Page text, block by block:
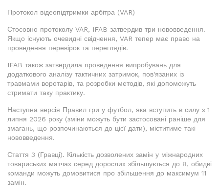
Протокол відеопідтримки арбітра (VAR)
Стосовно протоколу VAR, IFAB затвердив три нововведення.
Якщо існують очевидні свідчення, VAR тепер має право на
проведення перевірок та переглядів.
IFAB також затвердила проведення випробувань для
додаткового аналізу тактичних затримок, пов'язаних із
травмами воротарів, та розробки методів, які допоможуть
стримати таку практику.
Наступна версія Правил гри у футбол, яка вступить в силу з 1
липня 2026 року (зміни можуть бути застосовані раніше для
змагань, що розпочинаються до цієї дати), міститиме такі
нововведення.
Стаття 3 (Гравці). Кількість дозволених замін у міжнародних
товариських матчах серед дорослих збільшується до 8, обидві
команди можуть домовитися про збільшення до максимум 11
замін.